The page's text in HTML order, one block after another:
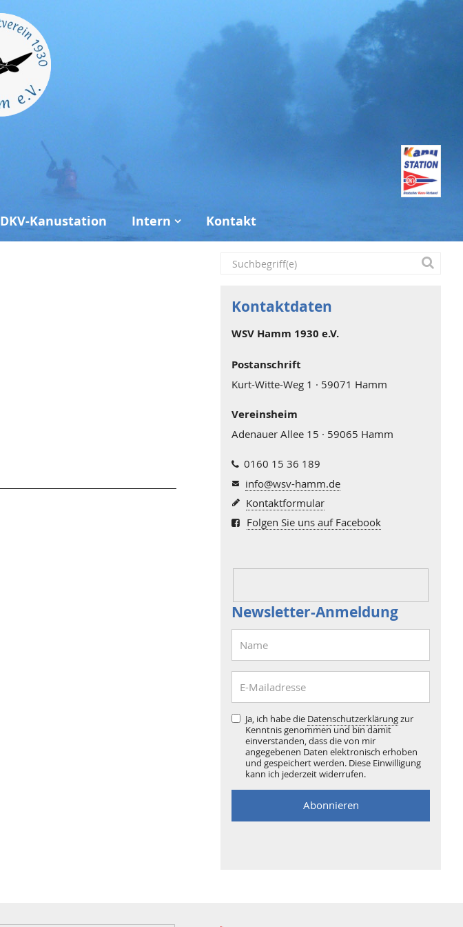
DKV-Kanustation Intern Kontakt
Kontaktdaten
WSV Hamm 1930 e.V.
Postanschrift
Kurt-Witte-Weg 1 · 59071 Hamm
Vereinsheim
Adenauer Allee 15 · 59065 Hamm
0160 15 36 189
info@wsv-hamm.de
Kontaktformular
Folgen Sie uns auf Facebook
Newsletter-Anmeldung
Ja, ich habe die Datenschutzerklärungzur
Kenntnis genommen und bin damit
einverstanden, dass die von mir
angegebenen Daten elektronisch erhoben
und gespeichert werden. Diese Einwilligung
kann ich jederzeit widerrufen.